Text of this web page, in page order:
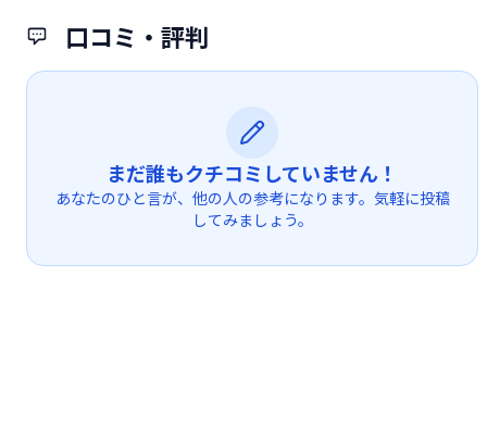
口コミ・評判
まだ誰もクチコミしていません！
あなたのひと言が、他の人の参考になります。気軽に投稿
してみましょう。